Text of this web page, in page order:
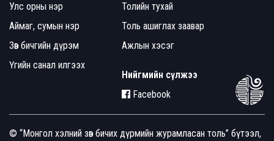
Улс орны нэр
Аймаг, сумын нэр
Зөв бичгийн дүрэм
Үгийн санал илгээх
Толийн тухай
Толь ашиглах заавар
Ажлын хэсэг
Нийгмийн сүлжээ
Facebook
© “Монгол хэлний зөв бичих дүрмийн журамласан толь” бүтээл,